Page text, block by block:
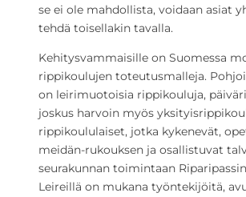
se ei ole mahdollista, voidaan asiat
tehdä toisellakin tavalla.
Kehitysvammaisille on Suomessa
rippikoulujen toteutusmalleja.
on leirimuotoisia rippikouluja,
joskus harvoin myös
rippikoululaiset, jotka kykenevät,
meidän-rukouksen ja osallistuvat
seurakunnan toimintaan
Leireillä on mukana työntekijöitä,